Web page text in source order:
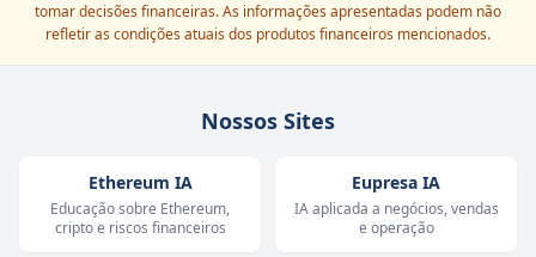
tomar decisões financeiras. As informações apresentadas podem não
refletir as condições atuais dos produtos financeiros mencionados.
Nossos Sites
Ethereum IA
Educação sobre Ethereum,
cripto e riscos financeiros
Eupresa IA
IA aplicada a negócios, vendas
e operação